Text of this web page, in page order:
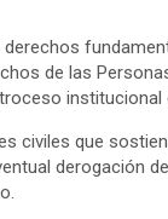
de las
institucional
civiles que
derogación